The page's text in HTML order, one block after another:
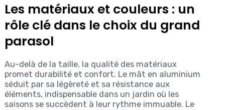
Les matériaux et couleurs : un
rôle clé dans le choix du grand
parasol
Au-delà de la taille, la qualité des matériaux
promet durabilité et confort. Le mât en aluminium
séduit par sa légèreté et sa résistance aux
éléments, indispensable dans un jardin où les
saisons se succèdent à leur rythme immuable. Le